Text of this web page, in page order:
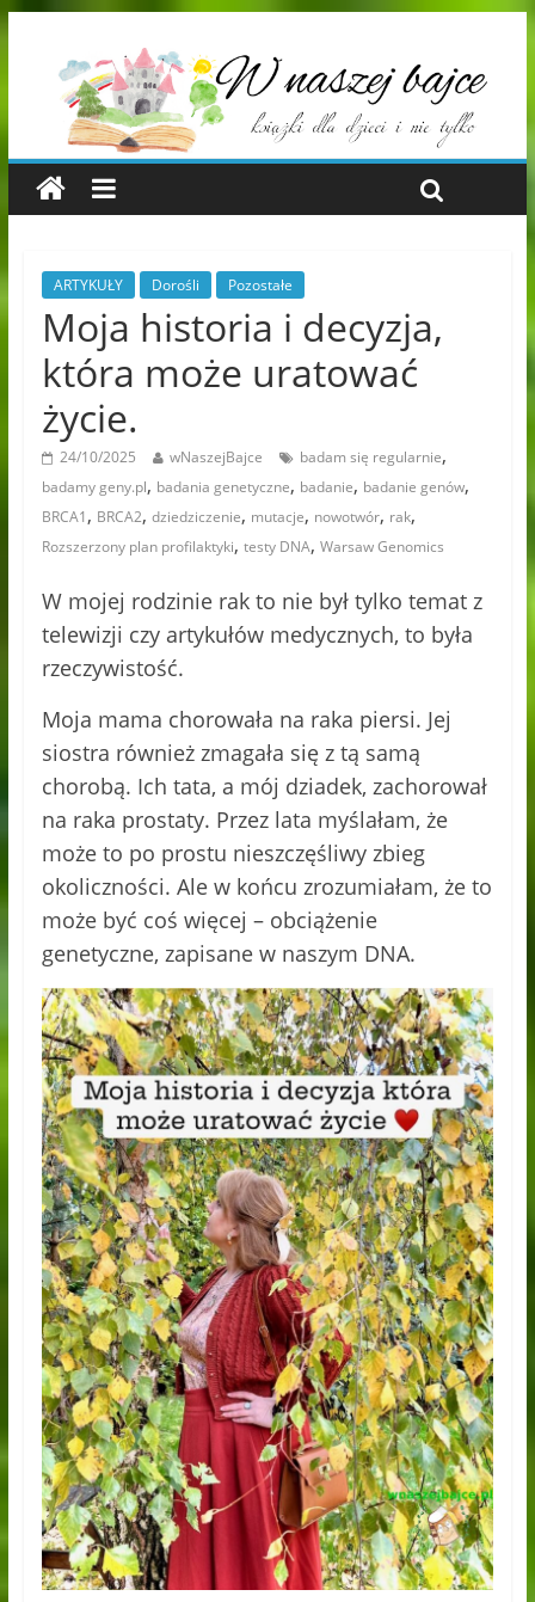
ARTYKUŁY Dorośli Pozostałe
Moja historia i decyzja,
która może uratować
życie.
24/10/2025 wNaszejBajce badam się regularnie,
badamy geny.pl, badania genetyczne, badanie, badanie genów,
BRCA1 , BRCA2, dziedziczenie, mutacje, nowotwór, rak,
Rozszerzony plan profilaktyki, testy DNA, Warsaw Genomics
W mojej rodzinie rak to nie był tylko temat z
telewizji czy artykułów medycznych, to była
rzeczywistość.
Moja mama chorowała na raka piersi. Jej
siostra również zmagała się z tą samą
chorobą. Ich tata, a mój dziadek, zachorował
na raka prostaty. Przez lata myślałam, że
może to po prostu nieszczęśliwy zbieg
okoliczności. Ale w końcu zrozumiałam, że to
może być coś więcej – obciążenie
genetyczne, zapisane w naszym DNA.